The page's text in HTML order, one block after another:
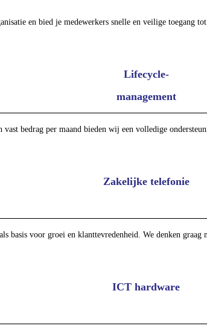
en bied je medewerkers snelle en veilige toegang
Lifecycle-
management
vast bedrag per maand bieden wij een volledige
Zakelijke telefonie
basis voor groei en klanttevredenheid. We denken
ICT hardware